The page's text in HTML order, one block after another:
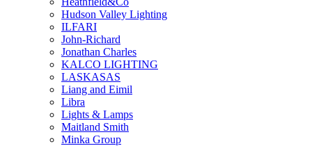
Hudson Valley Lighting
ILFARI
John-Richard
Jonathan Charles
KALCO LIGHTING
LASKASAS
Liang and Eimil
Libra
Lights & Lamps
Maitland Smith
Minka Group